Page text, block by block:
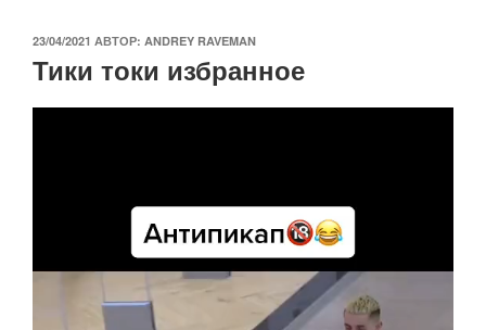
ОПУБЛИКОВАНО
23/04/2021 АВТОР: ANDREY RAVEMAN
Тики токи избранное